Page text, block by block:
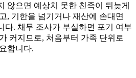
않으면 예상치 못한 친족이 뒤늦게
, 기한을 넘기거나 재산에 손대면
다. 채무 조사가 부실하면 포기 여부
커지므로, 처음부터 가족 단위로
합니다.